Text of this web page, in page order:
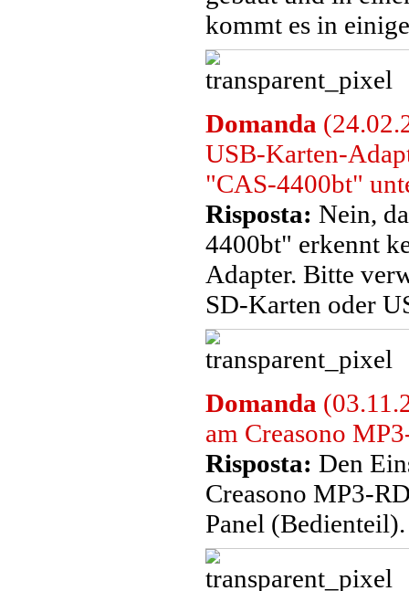
kommt es in
Domanda
USB-Karten-
"CAS-4400bt"
Risposta: Nein,
4400bt" erkennt
Adapter. Bitte
SD-Karten oder
Domanda
am Creasono
Risposta: Den
Creasono MP3-
Panel (Bedienteil).